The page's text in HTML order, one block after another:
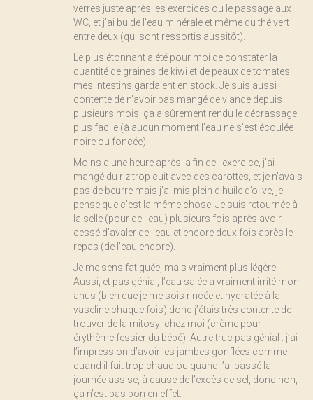
verres juste après les exercices ou le passage aux
WC, et j’ai bu de l’eau minérale et même du thé vert
entre deux (qui sont ressortis aussitôt).
Le plus étonnant a été pour moi de constater la
quantité de graines de kiwi et de peaux de tomates
mes intestins gardaient en stock. Je suis aussi
contente de n’avoir pas mangé de viande depuis
plusieurs mois, ça a sûrement rendu le décrassage
plus facile (à aucun moment l’eau ne s’est écoulée
noire ou foncée).
Moins d’une heure après la fin de l’exercice, j’ai
mangé du riz trop cuit avec des carottes, et je n’avais
pas de beurre mais j’ai mis plein d’huile d’olive, je
pense que c’est la même chose. Je suis retournée à
la selle (pour de l’eau) plusieurs fois après avoir
cessé d’avaler de l’eau et encore deux fois après le
repas (de l’eau encore).
Je me sens fatiguée, mais vraiment plus légère.
Aussi, et pas génial, l’eau salée a vraiment irrité mon
anus (bien que je me sois rincée et hydratée à la
vaseline chaque fois) donc j’étais très contente de
trouver de la mitosyl chez moi (crème pour
érythème fessier du bébé). Autre truc pas génial : j’ai
l’impression d’avoir les jambes gonflées comme
quand il fait trop chaud ou quand j’ai passé la
journée assise, à cause de l’excès de sel, donc non,
ça n’est pas bon en effet.